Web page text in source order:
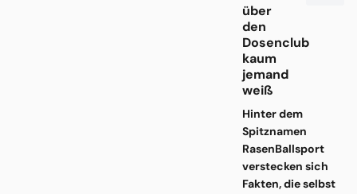
über
den
Dosenclub
kaum
jemand
weiß
Hinter dem
Spitznamen
RasenBallsport
verstecken sich
Fakten, die selbst